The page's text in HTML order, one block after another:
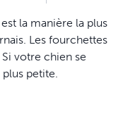
la manière la plus
Les fourchettes
votre chien se
petite.